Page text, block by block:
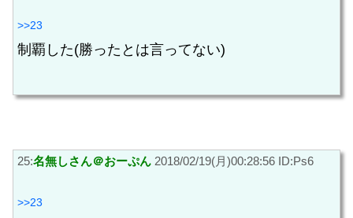
>>23
制覇した(勝ったとは言ってない)
25:名無しさん＠おーぷん 2018/02/19(月)00:28:56 ID:Ps6
>>23